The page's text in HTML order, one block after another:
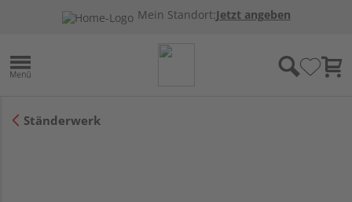
Mein Standort:Jetzt angeben
Ständerwerk